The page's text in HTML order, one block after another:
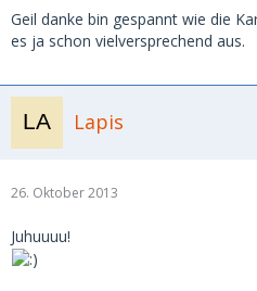
Geil danke bin gespannt wie die
es ja schon vielversprechend aus.
Lapis
26. Oktober 2013
Juhuuuu!